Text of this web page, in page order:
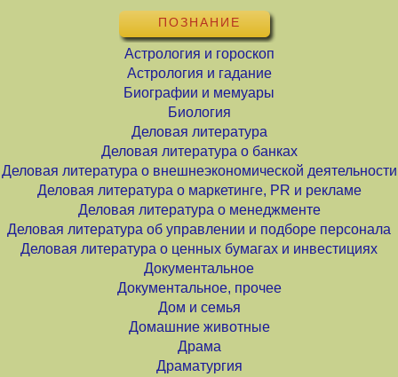
ПОЗНАНИЕ
Астрология и гороскоп
Астрология и гадание
Биографии и мемуары
Биология
Деловая литература
Деловая литература о банках
Деловая литература о внешнеэкономической деятельности
Деловая литература о маркетинге, PR и рекламе
Деловая литература о менеджменте
Деловая литература об управлении и подборе персонала
Деловая литература о ценных бумагах и инвестициях
Документальное
Документальное, прочее
Дом и семья
Домашние животные
Драма
Драматургия